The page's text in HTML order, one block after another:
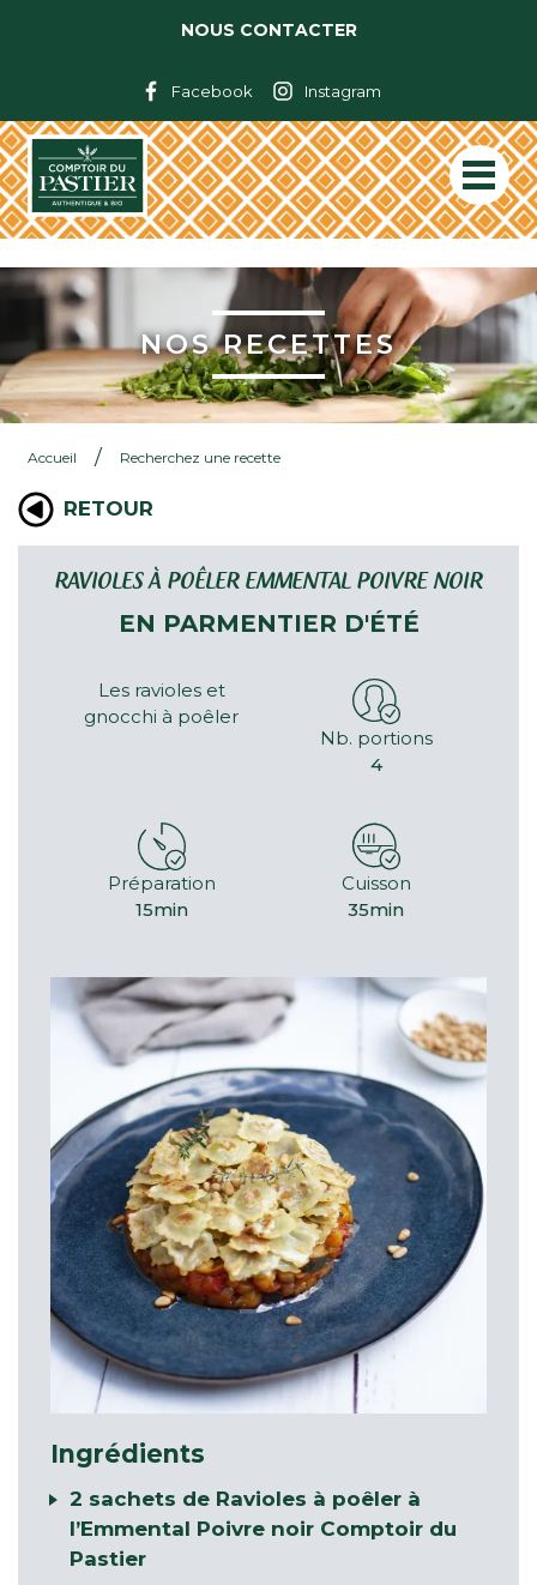
Facebook Instagram
NOUS CONTACTER
NOS RECETTES
Accueil / Recherchez une recette
RETOUR
RAVIOLES À POÊLER EMMENTAL POIVRE NOIR
EN PARMENTIER D'ÉTÉ
Les ravioles et
gnocchi à poêler
Nb. portions
4
Préparation
15min
Cuisson
35min
Ingrédients
2 sachets de Ravioles à poêler à
l’Emmental Poivre noir Comptoir du
Pastier